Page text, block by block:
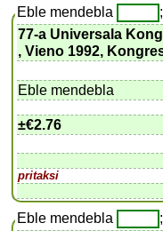
Eble mendebla
77-a Universala
, Vieno 1992,
Eble mendebla
±€2.76
pritaksi
Eble mendebla